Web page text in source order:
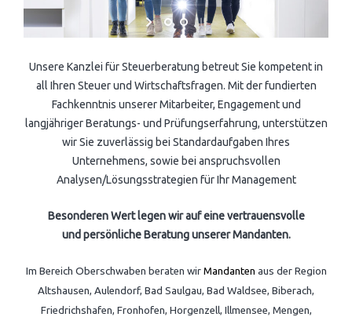
Unsere Kanzlei für Steuerberatung betreut Sie kompetent in
all Ihren Steuer und Wirtschaftsfragen. Mit der fundierten
Fachkenntnis unserer Mitarbeiter, Engagement und
langjähriger Beratungs- und Prüfungserfahrung, unterstützen
wir Sie zuverlässig bei Standardaufgaben Ihres
Unternehmens, sowie bei anspruchsvollen
Analysen/Lösungsstrategien für Ihr Management
Besonderen Wert legen wir auf eine vertrauensvolle
und persönliche Beratung unserer Mandanten.
Im Bereich Oberschwaben beraten wirMandanten aus der Region
Altshausen, Aulendorf, Bad Saulgau, Bad Waldsee, Biberach,
Friedrichshafen, Fronhofen, Horgenzell, Illmensee, Mengen,